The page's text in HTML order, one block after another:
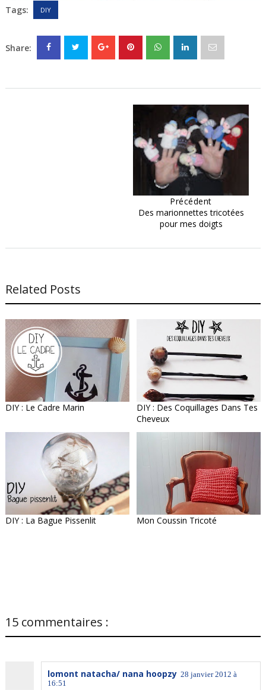
Tags: DIY
Share:
Précédent
Des marionnettes tricotées
pour mes doigts
Related Posts
DIY : Le Cadre Marin
DIY : Des Coquillages Dans Tes
Cheveux
DIY : La Bague Pissenlit Mon Coussin Tricoté
15 commentaires :
lomont natacha/ nana hoopzy 28 janvier 2012 à
16:51